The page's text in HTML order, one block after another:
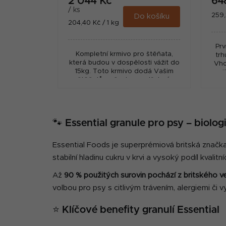
/ ks
Měrná
204,40 Kč / 1 kg
Do košíku
Kompletní krmivo pro štěňata,
která budou v dospělosti vážit do
15kg. Toto krmivo dodá Vašim
štěňatům všechny potřebné
🐾 Essential granule pro psy –
Essential Foods je superprémiová britská
stabilní hladinu cukru v krvi a vysoký podíl
Až 90 % použitých surovin pochází z britského
volbou pro psy s citlivým trávením, alergiemi či
⭐ Klíčové benefity granulí Essential